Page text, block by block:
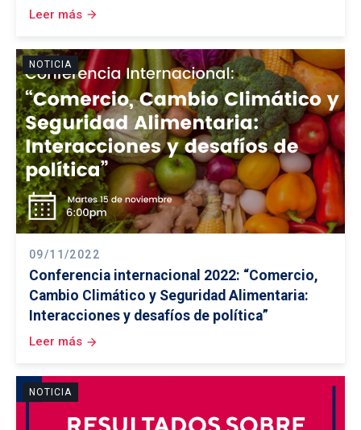
Leer más arrow_forward
NOTICIA
09/11/2022
Conferencia internacional 2022: “Comercio,
Cambio Climático y Seguridad Alimentaria:
Interacciones y desafíos de política”
Leer más arrow_forward
NOTICIA